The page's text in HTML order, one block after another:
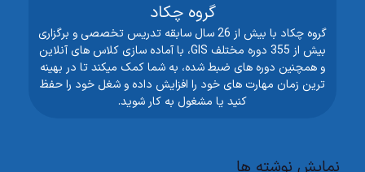
گروه چکاد
گروه چکاد با بیش از 26 سال سابقه تدریس تخصصی و برگزاری
بیش از 355 دوره مختلف GIS، با آماده سازی کلاس های آنلاین
و همچنین دوره های ضبط شده، به شما کمک میکند تا در بهینه
ترین زمان مهارت های خود را افزایش داده و شغل خود را حفظ
کنید یا مشغول به کار شوید.